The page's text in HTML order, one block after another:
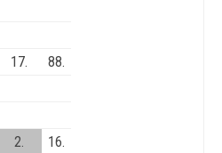
17.
88.
2. 16.